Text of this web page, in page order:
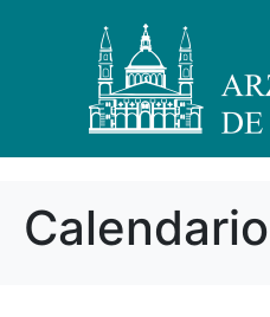
Calendario